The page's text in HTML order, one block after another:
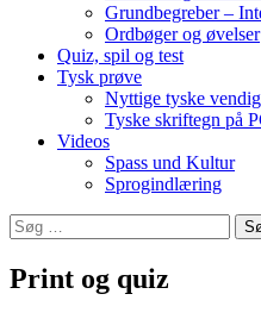
Grundbegreber –
Ordbøger og øvelser
Quiz, spil og test
Tysk prøve
Nyttige tyske
Tyske skriftegn på
Videos
Spass und Kultur
Sprogindlæring
Søg
efter:
Print og quiz